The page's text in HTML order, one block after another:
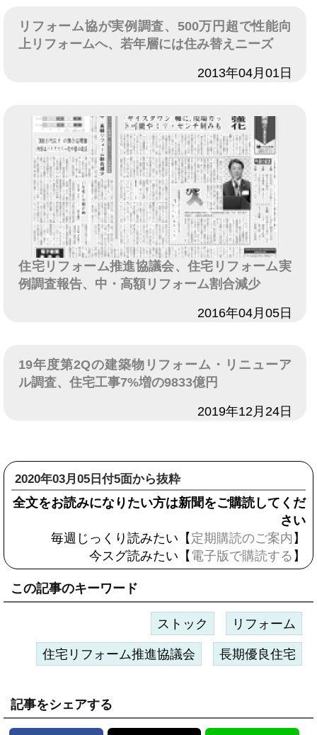
リフォーム協が実例調査、500万円超で性能向
上リフォームへ、若年層には住み替えニーズ
2013年04月01日
住宅リフォーム推進協議会、住宅リフォーム実
例調査報告、中・高額リフォーム割合減少
2016年04月05日
19年度第2Qの建築物リフォーム・リニューア
ル調査、住宅工事7%増の9833億円
2019年12月24日
2020年03月05日付5面から抜粋
全文をお読みになりたい方は新聞をご購読してくだ
さい
毎週じっくり読みたい【 定期購読のご案内 】
今スグ読みたい【 電子版で購読する 】
この記事のキーワード
ストック リフォーム
住宅リフォーム推進協議会 長期優良住宅
記事をシェアする